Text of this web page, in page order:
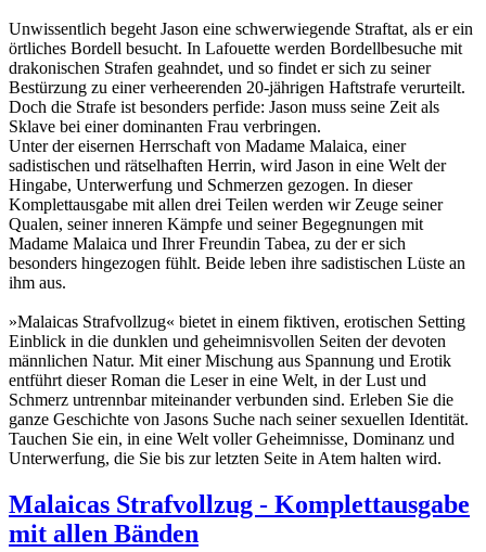
Unwissentlich begeht Jason eine schwerwiegende Straftat, als er ein
örtliches Bordell besucht. In Lafouette werden Bordellbesuche mit
drakonischen Strafen geahndet, und so findet er sich zu seiner
Bestürzung zu einer verheerenden 20-jährigen Haftstrafe verurteilt.
Doch die Strafe ist besonders perfide: Jason muss seine Zeit als
Sklave bei einer dominanten Frau verbringen.
Unter der eisernen Herrschaft von Madame Malaica, einer
sadistischen und rätselhaften Herrin, wird Jason in eine Welt der
Hingabe, Unterwerfung und Schmerzen gezogen. In dieser
Komplettausgabe mit allen drei Teilen werden wir Zeuge seiner
Qualen, seiner inneren Kämpfe und seiner Begegnungen mit
Madame Malaica und Ihrer Freundin Tabea, zu der er sich
besonders hingezogen fühlt. Beide leben ihre sadistischen Lüste an
ihm aus.
»Malaicas Strafvollzug« bietet in einem fiktiven, erotischen Setting
Einblick in die dunklen und geheimnisvollen Seiten der devoten
männlichen Natur. Mit einer Mischung aus Spannung und Erotik
entführt dieser Roman die Leser in eine Welt, in der Lust und
Schmerz untrennbar miteinander verbunden sind. Erleben Sie die
ganze Geschichte von Jasons Suche nach seiner sexuellen Identität.
Tauchen Sie ein, in eine Welt voller Geheimnisse, Dominanz und
Unterwerfung, die Sie bis zur letzten Seite in Atem halten wird.
Malaicas Strafvollzug - Komplettausgabe
mit allen Bänden